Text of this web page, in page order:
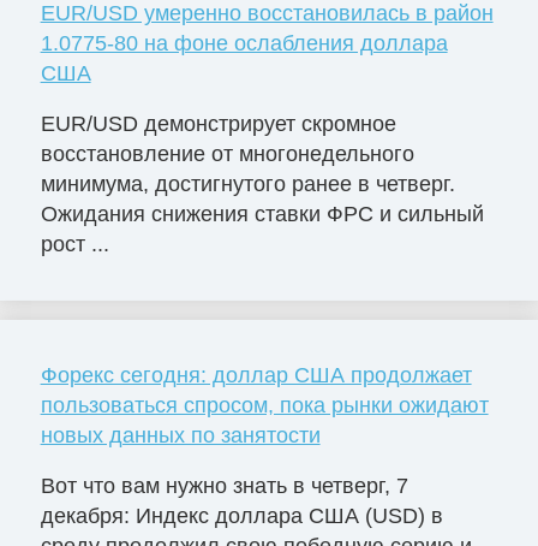
EUR/USD умеренно восстановилась в район
1.0775-80 на фоне ослабления доллара
США
EUR/USD демонстрирует скромное
восстановление от многонедельного
минимума, достигнутого ранее в четверг.
Ожидания снижения ставки ФРС и сильный
рост ...
Форекс сегодня: доллар США продолжает
пользоваться спросом, пока рынки ожидают
новых данных по занятости
Вот что вам нужно знать в четверг, 7
декабря: Индекс доллара США (USD) в